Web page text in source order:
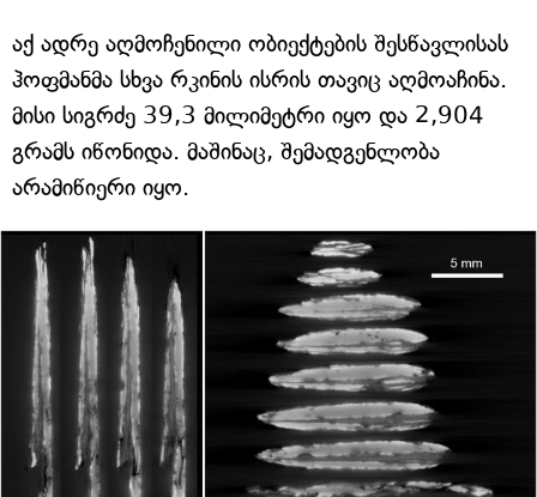
აქ ადრე აღმოჩენილი ობიექტების შესწავლისას
ჰოფმანმა სხვა რკინის ისრის თავიც აღმოაჩინა.
მისი სიგრძე 39,3 მილიმეტრი იყო და 2,904
გრამს იწონიდა. მაშინაც, შემადგენლობა
არამიწიერი იყო.